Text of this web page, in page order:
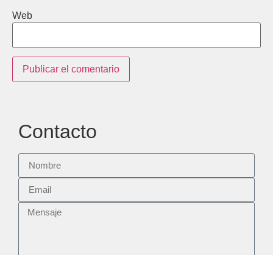
Web
Contacto